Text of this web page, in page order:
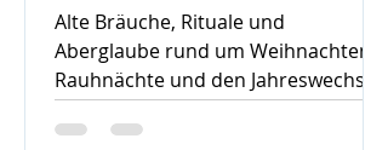
Alte Bräuche, Rituale und
Aberglaube rund um Weihnachten,
Rauhnächte und den Jahreswechsel
– warum früher vieles verboten war
und was davon bis heute geblieben